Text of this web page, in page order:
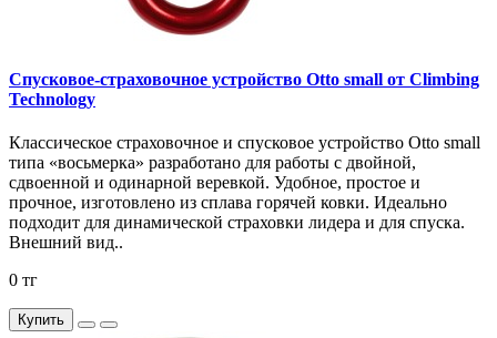
Спусковое-страховочное устройство Otto small от Climbing
Technology
Классическое страховочное и спусковое устройство Otto small
типа «восьмерка» разработано для работы с двойной,
сдвоенной и одинарной веревкой. Удобное, простое и
прочное, изготовлено из сплава горячей ковки. Идеально
подходит для динамической страховки лидера и для спуска.
Внешний вид..
0 тг
Купить